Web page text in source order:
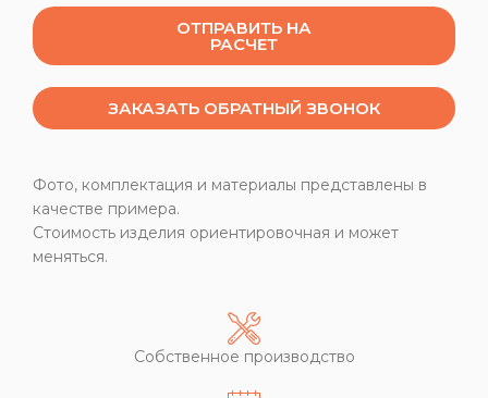
ОТПРАВИТЬ НА
РАСЧЕТ
ЗАКАЗАТЬ ОБРАТНЫЙ ЗВОНОК
Фото, комплектация и материалы представлены в
качестве примера.
Стоимость изделия ориентировочная и может
меняться.
Собственное производство